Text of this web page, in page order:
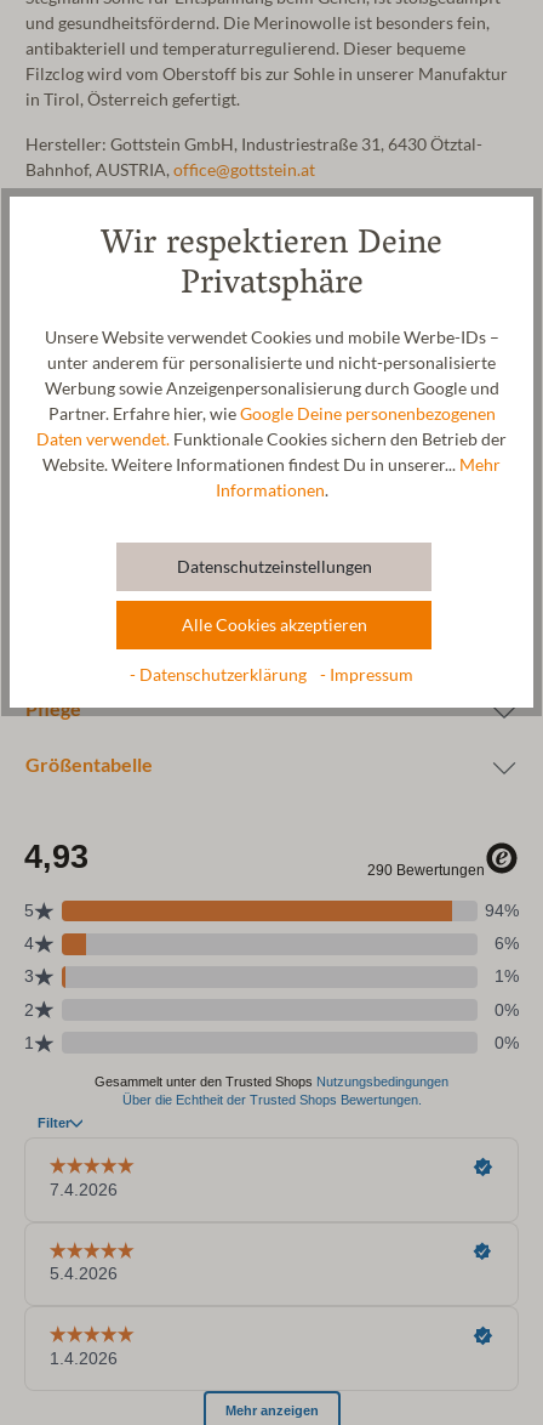
und gesundheitsfördernd. Die Merinowolle ist besonders fein,
antibakteriell und temperaturregulierend. Dieser bequeme
Filzclog wird vom Oberstoff bis zur Sohle in unserer Manufaktur
in Tirol, Österreich gefertigt.
Hersteller: Gottstein GmbH, Industriestraße 31, 6430 Ötztal-
Bahnhof, AUSTRIA, office@gottstein.at
Wolle & Ressourcen
Pflege
Größentabelle
Wir respektieren Deine
Privatsphäre
Unsere Website verwendet Cookies und mobile Werbe-IDs –
unter anderem für personalisierte und nicht-personalisierte
Werbung sowie Anzeigenpersonalisierung durch Google und
Partner. Erfahre hier, wieGoogle Deine personenbezogenen
Daten verwendet. Funktionale Cookies sichern den Betrieb der
Website. Weitere Informationen findest Du in unserer... Mehr
Informationen.
Datenschutzeinstellungen
Alle Cookies akzeptieren
- Datenschutzerklärung - Impressum